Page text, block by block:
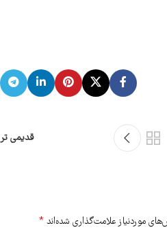
قدیمی تر
موردنیاز علامت‌گذاری شده‌اند *